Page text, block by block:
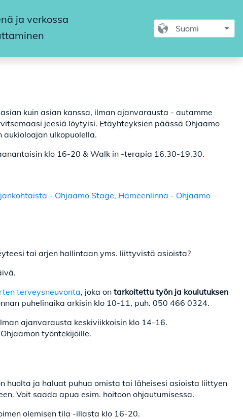
ja verkossa
kuin asian kanssa, ilman ajanvarausta - autamme
jeesiä löytyisi. Etäyhteyksien päässä Ohjaamo
ulkopuolella.
klo 16-20 & Walk in -terapia 16.30-19.30.
- Ohjaamo Stage, Hämeenlinna - Ohjaamo
tai arjen hallintaan yms. liittyvistä asioista?
terveysneuvonta, joka on tarkoitettu työn ja koulutuksen
puhelinaika arkisin klo 10-11, puh. 050 466 0324.
ajanvarausta keskiviikkoisin klo 14-16.
työntekijöille.
huolta ja haluat puhua omista tai läheisesi asioista liittyen
Voit saada apua esim. hoitoon ohjautumisessa.
olemisen tila -illasta klo 16-20.